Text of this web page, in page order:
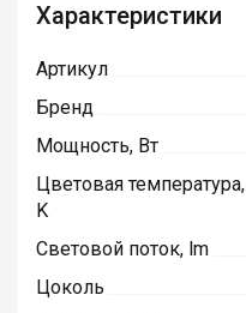
Характеристики
Артикул
Бренд
Мощность, Вт
Цветовая температура,
K
Световой поток, lm
Цоколь